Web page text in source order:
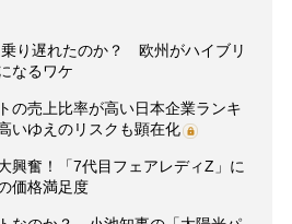
り遅れたのか？ 欧州がハイブリ
なるワケ
の売上比率が高い日本企業ランキ
いゆえのリスクも顕在化
興奮！「7代目フェアレディZ」に
価格満足度